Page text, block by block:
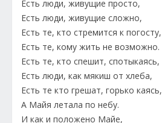
Есть люди, живущие просто,
Есть люди, живущие сложно,
Есть те, кто стремится к погосту,
Есть те, кому жить не возможно.
Есть те, кто спешит, спотыкаясь,
Есть люди, как мякиш от хлеба,
Есть те кто грешат, горько каясь,
А Майя летала по небу.
И как и положено Майе,